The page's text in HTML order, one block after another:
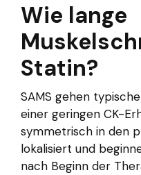
Wie lange
Statin?
SAMS gehen
einer geringen CK-
symmetrisch in den
lokalisiert und
nach Beginn der